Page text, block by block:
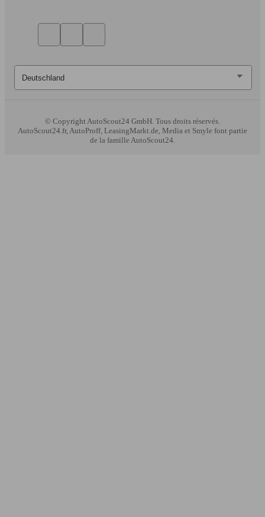
© CopyrightAutoScout24 GmbH. Tous droits réservés.
AutoScout24.fr, AutoProff, LeasingMarkt.de, Media et Smyle font partie
de la famille AutoScout24.